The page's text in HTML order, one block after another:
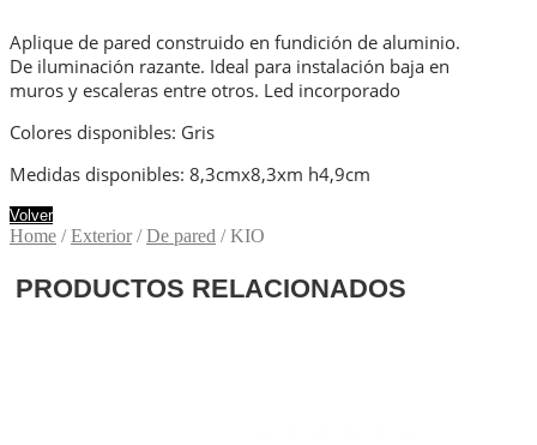
Aplique de pared construido en fundición de aluminio.
De iluminación razante. Ideal para instalación baja en
muros y escaleras entre otros. Led incorporado
Colores disponibles: Gris
Medidas disponibles: 8,3cmx8,3xm h4,9cm
Volver
Home /Exterior/De pared / KIO
PRODUCTOS RELACIONADOS